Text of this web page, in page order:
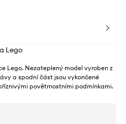
Lego
Lego. Nezateplený model vyroben z
a spodní část jsou vykončené
povětrnostními podmínkami.